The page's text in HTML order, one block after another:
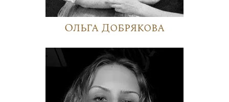
Ольга Добрякова